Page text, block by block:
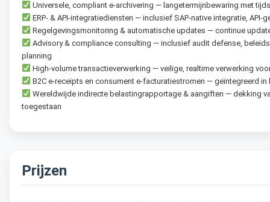
Universele, compliant e-archivering — langetermijnbewaring met
ERP- & API-integratiediensten — inclusief SAP-native integratie,
Regelgevingsmonitoring & automatische updates — continue
Advisory & compliance consulting — inclusief audit defense,
planning
High-volume transactieverwerking — veilige, realtime verwerking
B2C e-receipts en consument e-facturatiestromen — geïntegreerd
Wereldwijde indirecte belastingrapportage & aangiften — dekking
toegestaan
Prijzen